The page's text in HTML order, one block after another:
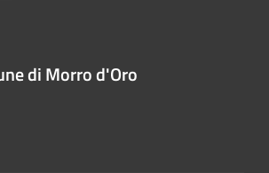
di Morro d'Oro